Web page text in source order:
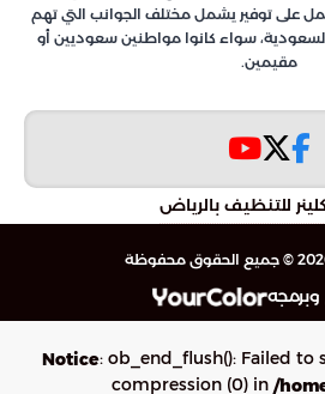
على توفير يشمل مختلف الجوانب التي تهم
السعودية، سواء كانوا مواطنين سعوديين أو
مقيمين.
للتنظيف بالرياض
Notice: ob_end_flush(): Failed
compression (0) in /